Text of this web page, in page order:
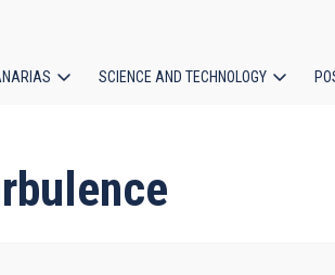
SCIENCE AND TECHNOLOGY